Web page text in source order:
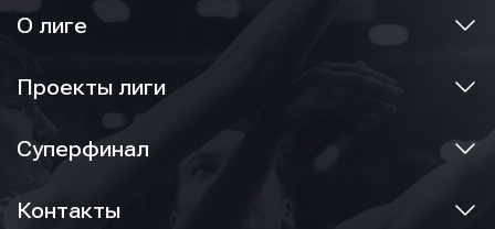
О лиге
Проекты лиги
Суперфинал
Контакты